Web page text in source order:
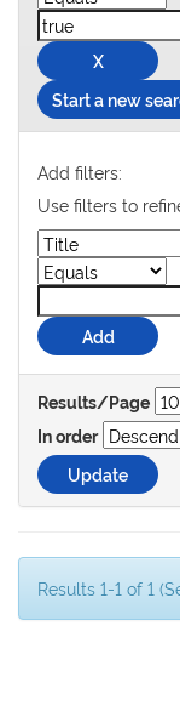
Start a new
Add filters:
Use filters to
Results/Page
In order
Results 1-1 of 1